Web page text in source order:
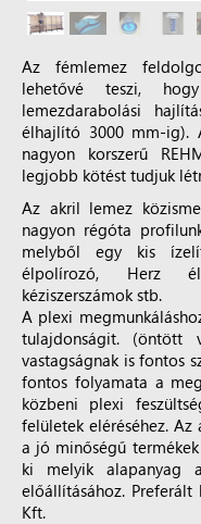
Az fémlemez
lehetővé teszi,
lemezdarabolási
élhajlító 3000 mm-ig).
nagyon korszerű
legjobb kötést tudjuk
Az akril lemez
nagyon régóta
melyből egy kis
élpolírozó, Herz
kéziszerszámok stb.
A plexi
tulajdonságit. (öntött
vastagságnak is fontos
fontos folyamata a
közbeni plexi
felületek eléréséhez.
a jó minőségű
ki melyik alapanyag
előállításához.
Kft.